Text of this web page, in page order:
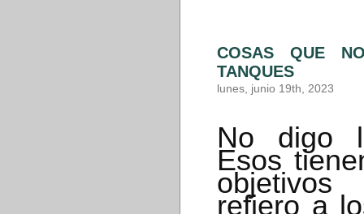
COSAS QUE
TANQUES
lunes, junio 19th, 2023
No digo
Esos
refiero a